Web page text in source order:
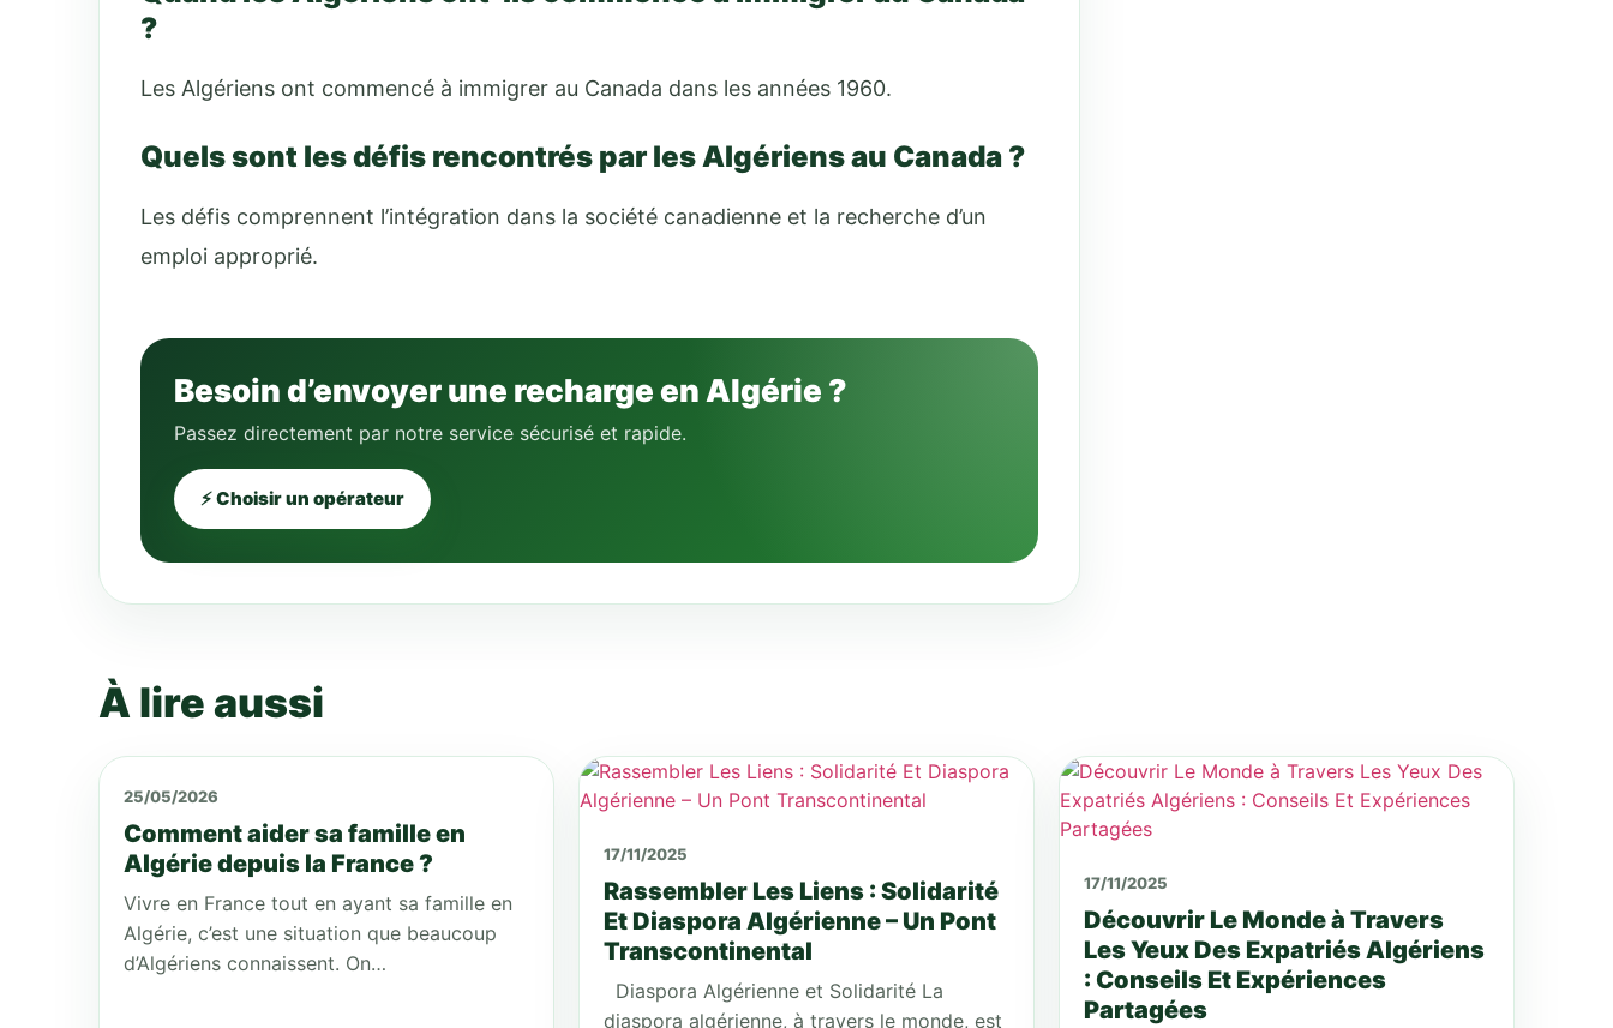
?
Les Algériens ont commencé à immigrer au Canada dans les années 1960.
Quels sont les défis rencontrés par les Algériens au Canada ?
Les défis comprennent l’intégration dans la société canadienne et la recherche d’un
emploi approprié.
Besoin d’envoyer une recharge en Algérie ?
Passez directement par notre service sécurisé et rapide.
⚡ Choisir un opérateur
À lire aussi
25/05/2026
Comment aider sa famille en
Algérie depuis la France ?
Vivre en France tout en ayant sa famille en
Algérie, c’est une situation que beaucoup
d’Algériens connaissent. On…
17/11/2025
Rassembler Les Liens : Solidarité
Et Diaspora Algérienne – Un Pont
Transcontinental
Diaspora Algérienne et Solidarité La
diaspora algérienne, à travers le monde, est
17/11/2025
Découvrir Le Monde à Travers
Les Yeux Des Expatriés Algériens
: Conseils Et Expériences
Partagées